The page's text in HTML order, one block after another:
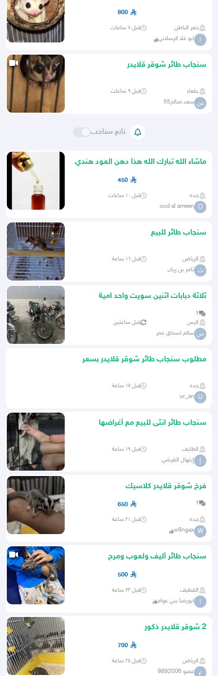
800
حفر الباطن قبل ٧ ساعات
ا ابو غلا الرسلاني
سنجاب طائر شوقر قلايدر
بقعاء قبل ٩ ساعات
س سعد صالح55
تابع سناجب
ماشاء الله تبارك الله هذا دهن العود هندي
450
جده قبل ١٠ ساعات
O
oud al ameen
سنجاب طائر للبيع
الرياض قبل ١٦ ساعة
ث ثامر بن ريان
ثلاثة دبابات اثنين سويت واحد امية
1
الرس
قبل ساعتين
س سالم اسحاق عمر
مطلوب سنجاب طائر شوقر قلايدر بسعر
جده قبل ١٧ ساعة
U
ur_an
سنجاب طائر انثى للبيع مع أغراضها
الطايف قبل ١٩ ساعة
إ إبتهال القرشي
فرخ شوقر قلايدر كلاسيك
1
650
جده قبل ٢١ ساعة
W
w9ngax
سنجاب طائر أليف ولعوب ومرح
500
القطيف قبل ٢٣ ساعة
ا ابورضا بني عوام
2 شوقر قلايدر ذكور
700
الرياض قبل ٢٤ ساعة
ع عضو 9892006